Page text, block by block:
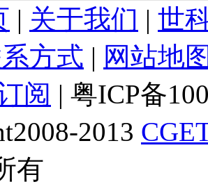
| 关于我们 | 世
方式 | 网站地
阅 | 粤ICP备
2013
有